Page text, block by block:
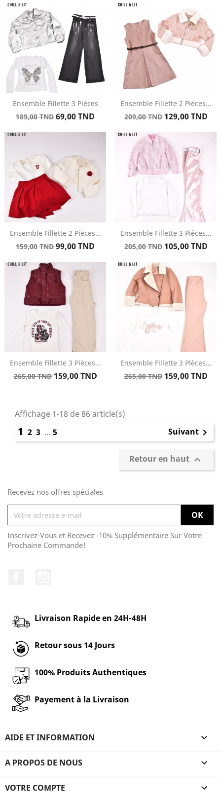
base
base
Ensemble Fillette 3 Pièces
Prix
base
189,00 TND Prix
69,00 TND
Ensemble Fillette 2 Pièces...
Prix
base
209,00 TND Prix
129,00 TND
Ensemble Fillette 2 Pièces...
Prix
base
159,00 TND Prix
99,00 TND
Ensemble Fillette 3 Pièces...
Prix
base
205,00 TND Prix
105,00 TND
Ensemble Fillette 3 Pièces...
Prix
265,00 TND Prix
159,00 TND
Ensemble Fillette 3 Pièces...
Prix
265,00 TND Prix
159,00 TND
Affichage 1-18 de 86 article(s)
1 2 3 … 5 Suivant 
Retour en haut 
Recevez nos offres spéciales
Inscrivez-Vous et Recevez -10% Supplémentaire Sur Votre
Prochaine Commande!
Livraison Rapide en 24H-48H
Retour sous 14 Jours
100% Produits Authentiques
Payement à la Livraison
AIDE ET INFORMATION 
A PROPOS DE NOUS 
VOTRE COMPTE 